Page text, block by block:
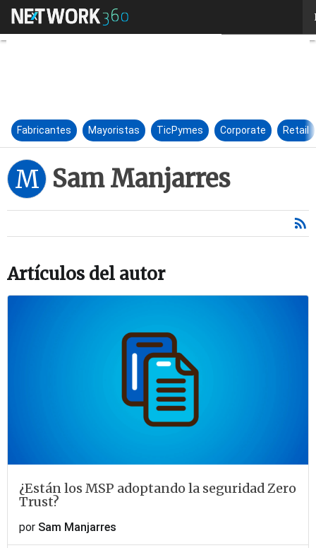
Sam Manjarres
Fabricantes Mayoristas TicPymes Corporate Retail
M Sam Manjarres
Artículos del autor
¿Están los MSP adoptando la seguridad Zero
Trust?
por Sam Manjarres